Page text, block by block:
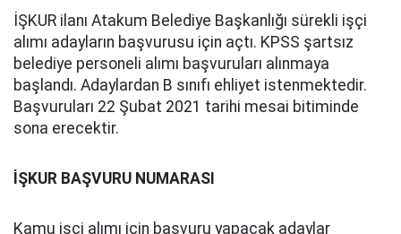
İŞKUR ilanı Atakum Belediye Başkanlığı sürekli işçi
alımı adayların başvurusu için açtı. KPSS şartsız
belediye personeli alımı başvuruları alınmaya
başlandı. Adaylardan B sınıfı ehliyet istenmektedir.
Başvuruları 22 Şubat 2021 tarihi mesai bitiminde
sona erecektir.
İŞKUR BAŞVURU NUMARASI
Kamu işçi alımı için başvuru yapacak adaylar